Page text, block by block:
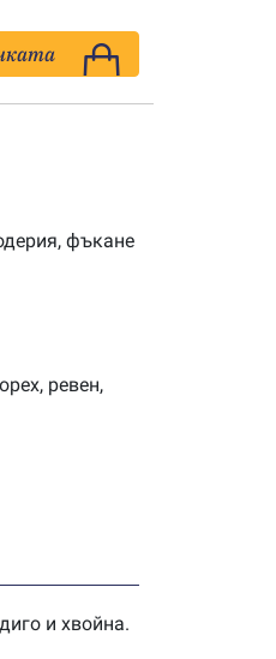
фъкане
ревен,
и хвойна.